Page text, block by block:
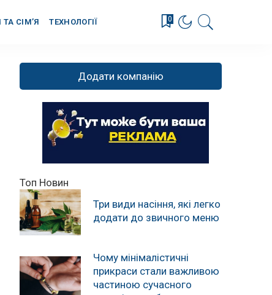
ТА СІМ’Я ТЕХНОЛОГІЇ 0
Додати компанію
Топ Новин
Три види насіння, які легко
додати до звичного меню
Чому мінімалістичні
прикраси стали важливою
частиною сучасного